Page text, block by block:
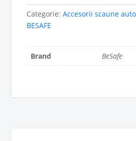
i-
Size
Categorie:Accesorii scaune auto
BESAFE
Brand BeSafe